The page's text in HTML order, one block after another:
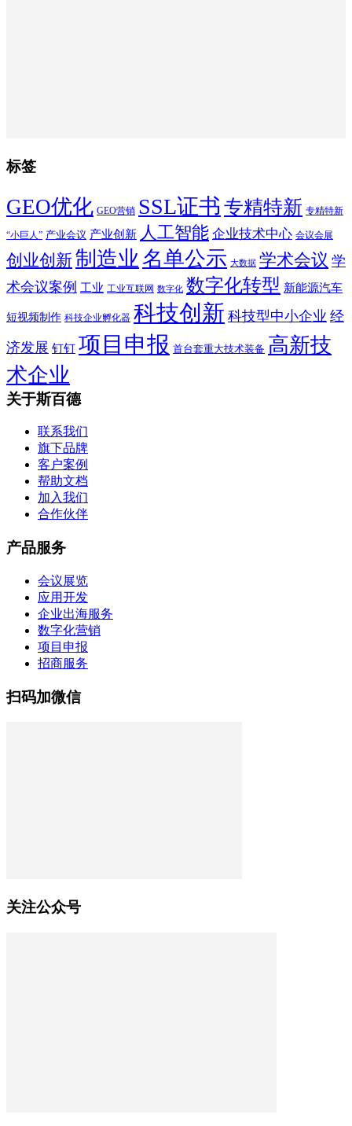
标签
GEO优化 GEO营销 SSL证书 专精特新 专精特新
“小巨人” 产业会议 产业创新 人工智能 企业技术中心 会议会展
创业创新制造业 名单公示 大数据 学术会议 学
术会议案例 工业 工业互联网 数字化 数字化转型 新能源汽车
短视频制作 科技企业孵化器 科技创新 科技型中小企业 经
济发展 钉钉 项目申报 首台套重大技术装备 高新技
术企业
关于斯百德
联系我们
旗下品牌
客户案例
帮助文档
加入我们
合作伙伴
产品服务
会议展览
应用开发
企业出海服务
数字化营销
项目申报
招商服务
扫码加微信
关注公众号